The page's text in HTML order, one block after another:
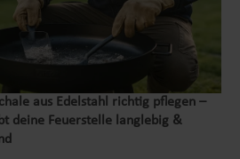
aus Edelstahl richtig pflegen –
deine Feuerstelle langlebig &